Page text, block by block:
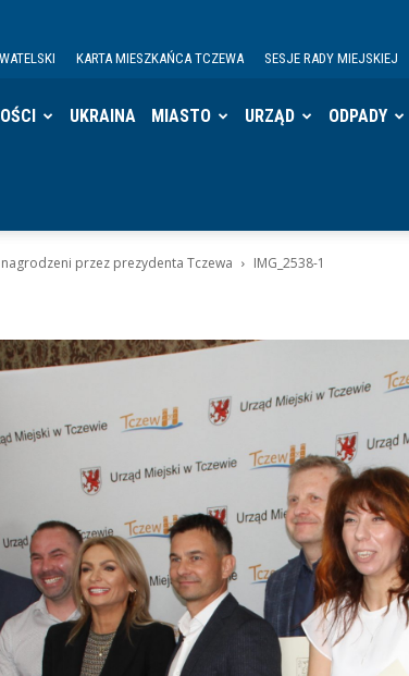
KARTA MIESZKAŃCA TCZEWA SESJE RADY MIEJSKIEJ
UKRAINA MIASTO URZĄD ODPADY
przez prezydenta Tczewa IMG_2538-1